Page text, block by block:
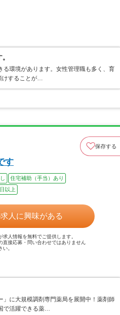
環境があります。女性管理職も多く、育
けすることが…
保存する
す
住宅補助（手当）あり
以上
人に興味がある
求人情報を無料でご提供します。
直接応募・問い合わせではありません
い。
に大規模調剤専門薬局を展開中！薬剤師
で活躍できる薬…